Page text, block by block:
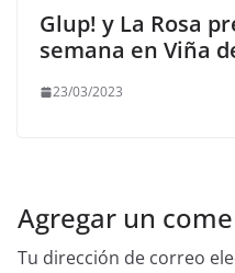
Glup! y La Rosa
semana en Viña
23/03/2023
Agregar un
Tu dirección de correo